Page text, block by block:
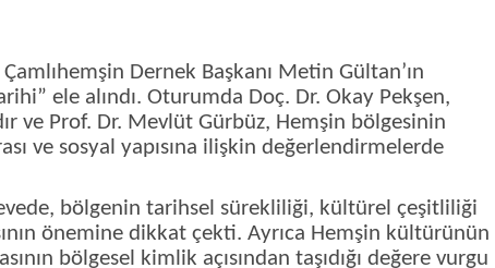
Dernek Başkanı Metin Gültan’ın
ele alındı. Oturumda Doç. Dr. Okay Pekşen,
ve Prof. Dr. Mevlüt Gürbüz, Hemşin bölgesinin
ve sosyal yapısına ilişkin değerlendirmelerde
bölgenin tarihsel sürekliliği, kültürel çeşitliliği
önemine dikkat çekti. Ayrıca Hemşin kültürünün
bölgesel kimlik açısından taşıdığı değere vurgu